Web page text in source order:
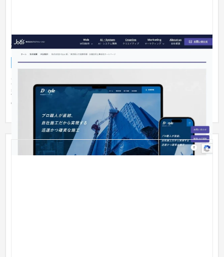
株式会社D-Style コーポレートサイト
企業サイト 建設・工務店・住宅・リフォーム
東京都を拠点に大規模修繕・外壁改修・防水工事を手がける株
式会社D-Style様のコーポレートサイトを制作。施工実績、6つ
の強み、...